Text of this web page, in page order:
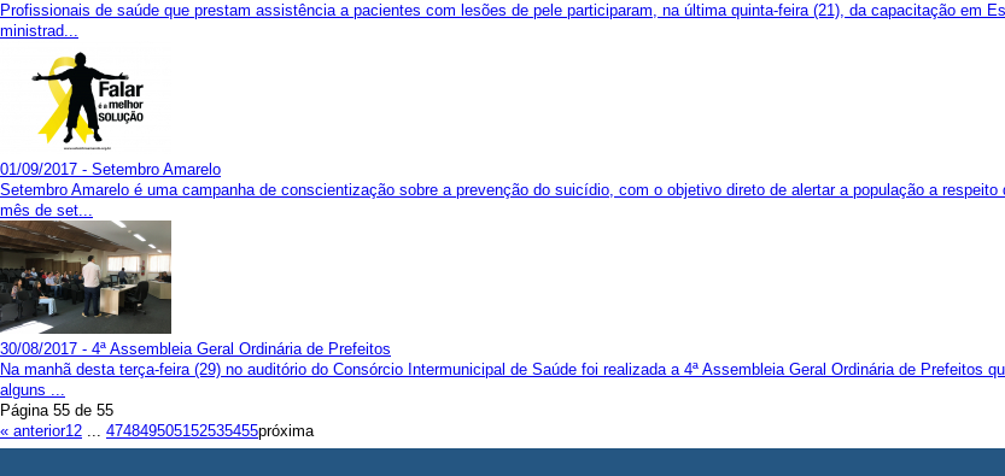
Profissionais de saúde que prestam assistência a pacientes com lesões de pele participaram, na última quinta-feira (21), da capacitação em
ministrad...
01/09/2017 - Setembro Amarelo
Setembro Amarelo é uma campanha de conscientização sobre a prevenção do suicídio, com o objetivo direto de alertar a população a
mês de set...
30/08/2017 - 4ª Assembleia Geral Ordinária de Prefeitos
Na manhã desta terça-feira (29) no auditório do Consórcio Intermunicipal de Saúde foi realizada a 4ª Assembleia Geral Ordinária de
alguns ...
Página 55 de 55
« anterior12 ... 474849505152535455próxima